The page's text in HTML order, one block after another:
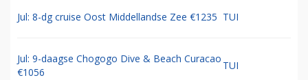
Jul: 8-dg cruise Oost Middellandse Zee €1235 TUI
Jul: 9-daagse Chogogo Dive & Beach Curacao
€1056
TUI